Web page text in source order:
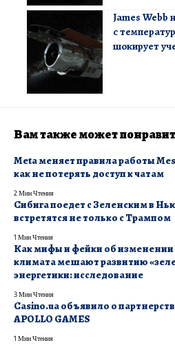
James Webb
с
шокирует
Вам также может
Meta меняет правила работы
как не потерять доступ к чатам
2 Мин Чтения
Сибига поедет с Зеленским в
встретятся не только с Трампом
1 Мин Чтения
Как мифы и фейки об изменении
климата мешают развитию
энергетики: исследование
3 Мин Чтения
Casino.ua объявило о
APOLLO GAMES
1 Мин Чтения